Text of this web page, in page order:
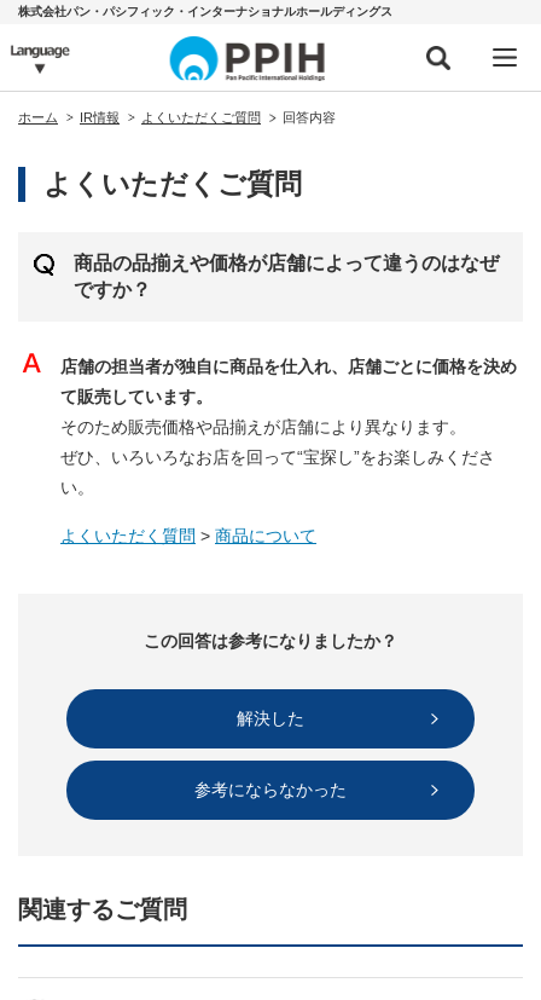
株式会社パン・パシフィック・インターナショナルホールディングス
ホーム IR情報 よくいただくご質問 回答内容
よくいただくご質問
商品の品揃えや価格が店舗によって違うのはなぜ
ですか？
店舗の担当者が独自に商品を仕入れ、店舗ごとに価格を決め
て販売しています。
そのため販売価格や品揃えが店舗により異なります。
ぜひ、いろいろなお店を回って“宝探し”をお楽しみくださ
い。
よくいただく質問 > 商品について
この回答は参考になりましたか？
解決した
参考にならなかった
関連するご質問